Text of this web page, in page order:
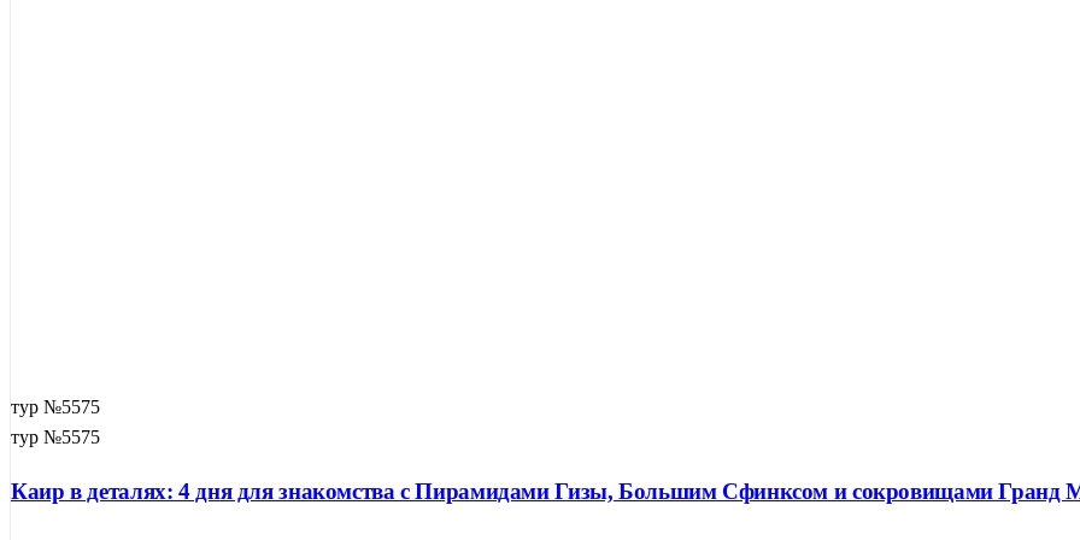
тур №5575
тур №5575
Каир в деталях: 4 дня для знакомства с Пирамидами Гизы, Большим Сфинксом и сокровищами Гранд